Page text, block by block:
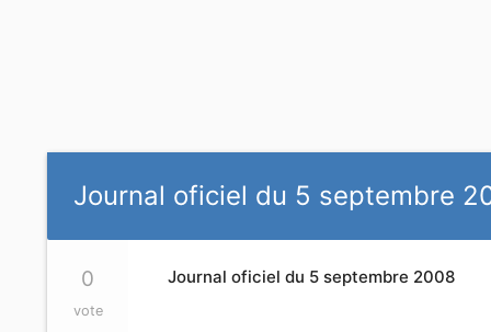
Journal oficiel du 5 septembre
0
vote
Journal oficiel du 5 septembre 2008